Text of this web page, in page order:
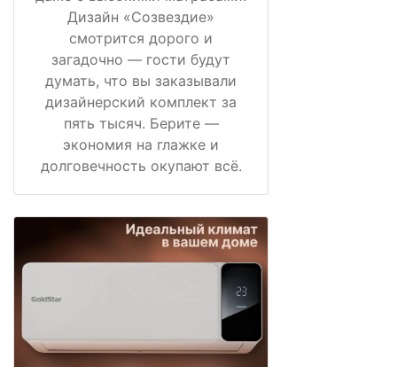
Дизайн «Созвездие»
смотрится дорого и
загадочно — гости будут
думать, что вы заказывали
дизайнерский комплект за
пять тысяч. Берите —
экономия на глажке и
долговечность окупают всё.